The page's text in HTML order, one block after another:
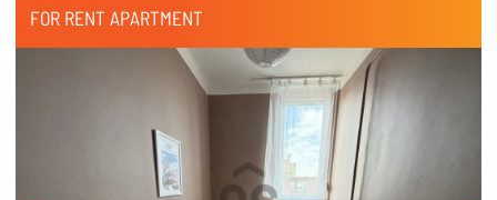
FOR RENT APARTMENT